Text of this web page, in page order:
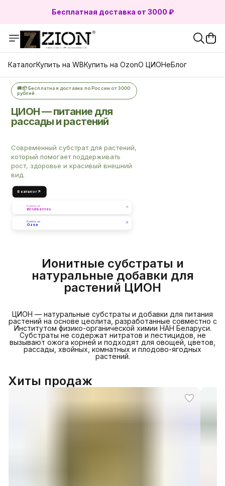
Бесплатная доставка от 3000 ₽
Бесплатная доставка от 3000 ₽
КаталогКупить на WBКупить на OzonО ЦИОНеБлог
🚚📦 Бесплатная доставка по России от 3000
рублей.
ЦИОН — питание для
рассады и растений
Современный субстрат для растений,
который помогает поддерживать
рост, здоровье и красивый внешний
вид.
Ионитные субстраты и
натуральные добавки для
растений ЦИОН
ЦИОН — натуральные субстраты и добавки для питания
растений на основе цеолита, разработанные совместно с
Институтом физико-органической химии НАН Беларуси.
Субстраты не содержат нитратов и пестицидов, не
вызывают ожога корней и подходят для овощей, цветов,
рассады, хвойных, комнатных и плодово-ягодных
растений.
Хиты продаж